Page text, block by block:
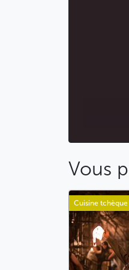
Vous
Cuisine tchèque